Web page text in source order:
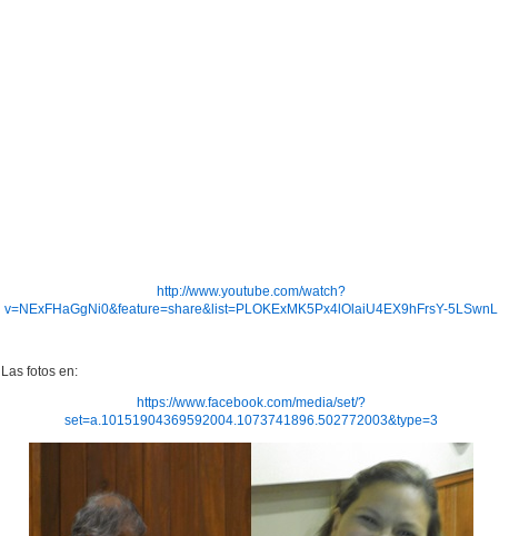
http://www.youtube.com/watch?
v=NExFHaGgNi0&feature=share&list=PLOKExMK5Px4lOlaiU4EX9hFrsY-5LSwnL
Las fotos en:
https://www.facebook.com/media/set/?
set=a.10151904369592004.1073741896.502772003&type=3